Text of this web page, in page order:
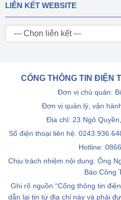
LIÊN KẾT WEBSITE
CỔNG THÔNG TIN ĐIỆN
Đơn vị chủ quản:
Đơn vị quản lý, vận
Địa chỉ: 23 Ngô
Số điện thoại liên hệ:
Hotline:
Chịu trách nhiệm nội dung: Ông
Báo Công
Ghi rõ nguồn “Cổng thông tin
dẫn lại tin từ địa chỉ này và phải